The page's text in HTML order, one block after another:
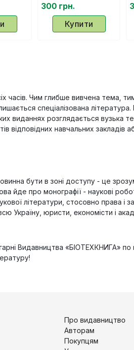
та
у
лісостепу України
та оптимізація
заходів захисту
300 грн.
Купити
часів. Чим глибше вивчена тема,
спеціалізована
виданнях розглядається вузька
відповідних навчальних
бути в зоні доступу - це
йде про монографії - наукові
літератури, стосовно права і
Україну, юристи, економісти і
Видавництва «БІОТЕХКНИГА»
Про видавництво
Авторам
Покупцям